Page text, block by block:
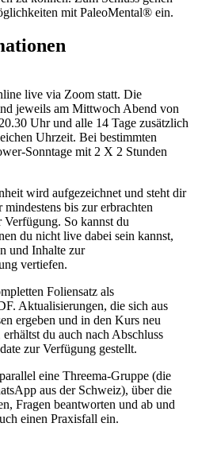
mit PaleoMental® ein.
live via Zoom statt. Die
jeweils am Mittwoch Abend von
Uhr und alle 14 Tage zusätzlich
Uhrzeit. Bei bestimmten
Sonntage mit 2 X 2 Stunden
wird aufgezeichnet und steht dir
bis zur erbrachten
So kannst du
du nicht live dabei sein kannst,
und Inhalte zur
vertiefen.
Foliensatz als
Aktualisierungen, die sich aus
ergeben und in den Kurs neu
du auch nach Abschluss
zur Verfügung gestellt.
eine Threema-Gruppe (die
aus der Schweiz), über die
Fragen beantworten und ab und
einen Praxisfall ein.